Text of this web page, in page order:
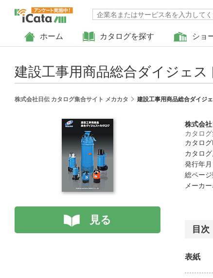
ホーム カタログを探す ショ
建設工事用商品総合ダイジェ
株式会社日伝 カタログ集合サイト メカカタ 建設工事用商品総合ダイジ
見る
株式会
カタロ
カタロ
カタロ
発行年
総ペー
メーカ
目次
表紙